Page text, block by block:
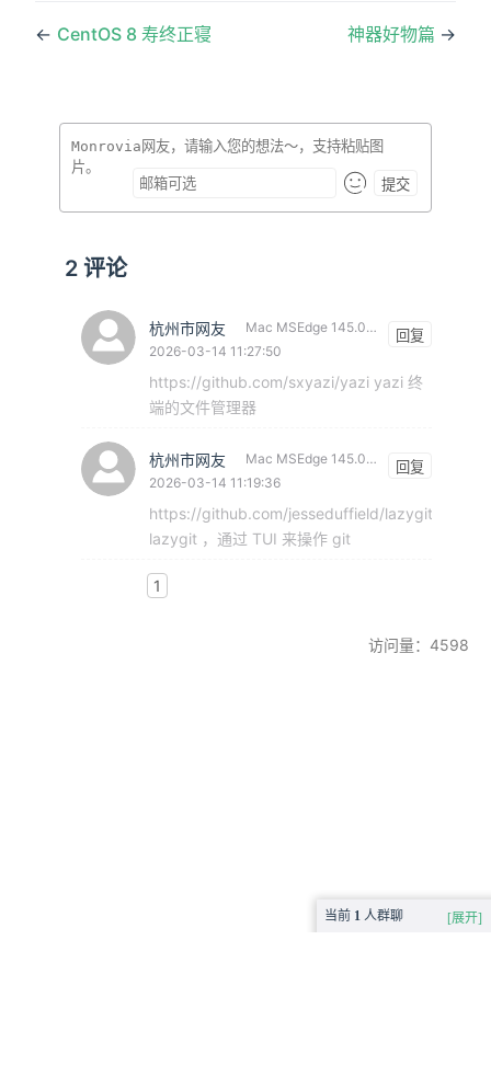
← CentOS 8 寿终正寝 神器好物篇 →
提交
2 评论
杭州市网友
Mac MSEdge 145.0.0.0
2026-03-14 11:27:50
回复
https://github.com/sxyazi/yazi yazi 终
端的文件管理器
杭州市网友
Mac MSEdge 145.0.0.0
2026-03-14 11:19:36
回复
https://github.com/jesseduffield/lazygit
lazygit ，通过 TUI 来操作 git
1
访问量：4598